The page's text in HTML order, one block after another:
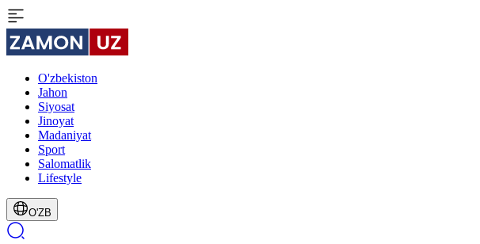
O'zbekiston
Jahon
Siyosat
Jinoyat
Madaniyat
Sport
Salomatlik
Lifestyle
O'ZB